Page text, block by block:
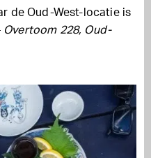
de Oud-West-locatie is
Overtoom 228, Oud-